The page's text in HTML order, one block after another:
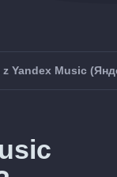
z Yandex Music